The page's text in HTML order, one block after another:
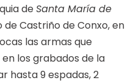
deSanta María de
de Castriño de Conxo, en
las armas que
los grabados de la
hasta 9 espadas, 2